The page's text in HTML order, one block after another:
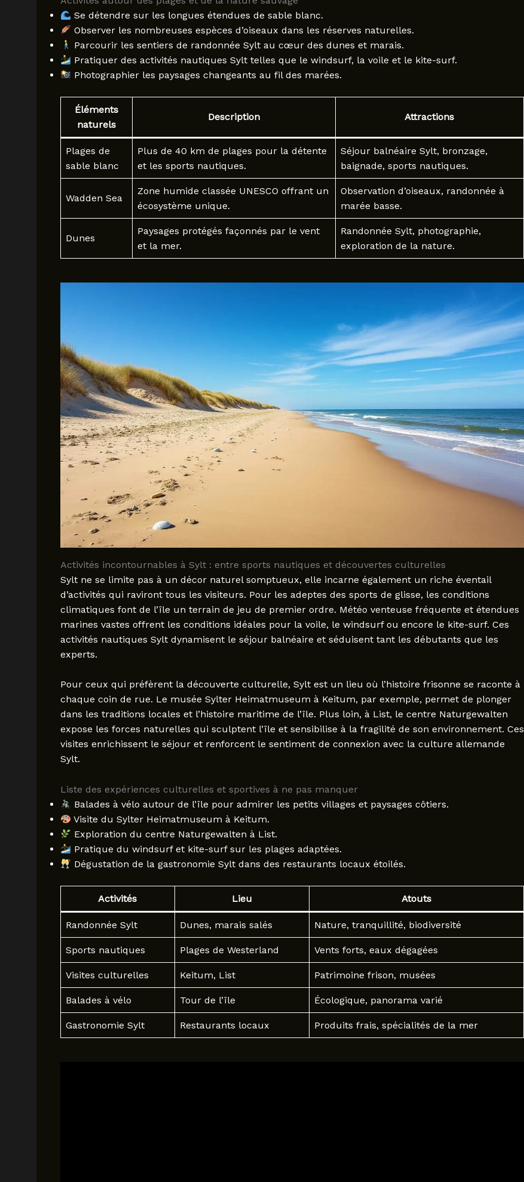
Se détendre sur les longues étendues de sable blanc.
Observer les nombreuses espèces d’oiseaux dans les réserves naturelles.
Parcourir les sentiers de randonnée Sylt au cœur des dunes et marais.
Pratiquer des activités nautiques Sylt telles que le windsurf, la voile et le kite-surf.
Photographier les paysages changeants au fil des marées.
Éléments
naturels
Description Attractions
Plages de
sable blanc
Plus de 40 km de plages pour la détente
et les sports nautiques.
Séjour balnéaire Sylt, bronzage,
baignade, sports nautiques.
Wadden Sea
Zone humide classée UNESCO offrant un
écosystème unique.
Observation d’oiseaux, randonnée à
marée basse.
Dunes
Paysages protégés façonnés par le vent
et la mer.
Randonnée Sylt, photographie,
exploration de la nature.
Activités incontournables à Sylt : entre sports nautiques et découvertes culturelles
Sylt ne se limite pas à un décor naturel somptueux, elle incarne également un riche éventail
d’activités qui raviront tous les visiteurs. Pour les adeptes des sports de glisse, les conditions
climatiques font de l’île un terrain de jeu de premier ordre. Météo venteuse fréquente et étendues
marines vastes offrent les conditions idéales pour la voile, le windsurf ou encore le kite-surf. Ces
activités nautiques Sylt dynamisent le séjour balnéaire et séduisent tant les débutants que les
experts.
Pour ceux qui préfèrent la découverte culturelle, Sylt est un lieu où l’histoire frisonne se raconte à
chaque coin de rue. Le musée Sylter Heimatmuseum à Keitum, par exemple, permet de plonger
dans les traditions locales et l’histoire maritime de l’île. Plus loin, à List, le centre Naturgewalten
expose les forces naturelles qui sculptent l’île et sensibilise à la fragilité de son environnement. Ces
visites enrichissent le séjour et renforcent le sentiment de connexion avec la culture allemande
Sylt.
Liste des expériences culturelles et sportives à ne pas manquer
Balades à vélo autour de l’île pour admirer les petits villages et paysages côtiers.
Visite du Sylter Heimatmuseum à Keitum.
Exploration du centre Naturgewalten à List.
Pratique du windsurf et kite-surf sur les plages adaptées.
Dégustation de la gastronomie Sylt dans des restaurants locaux étoilés.
Activités Lieu Atouts
Randonnée Sylt Dunes, marais salés Nature, tranquillité, biodiversité
Sports nautiques Plages de Westerland Vents forts, eaux dégagées
Visites culturelles Keitum, List Patrimoine frison, musées
Balades à vélo Tour de l’île Écologique, panorama varié
Gastronomie Sylt Restaurants locaux Produits frais, spécialités de la mer